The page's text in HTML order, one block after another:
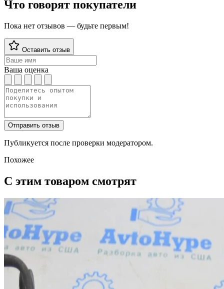
Что говорят покупатели
Пока нет отзывов — будьте первым!
Оставить отзыв
Ваша оценка
Отправить отзыв
Публикуется после проверки модератором.
Похожее
С этим товаром смотрят